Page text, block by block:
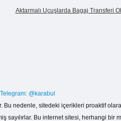
Aktarmalı Uçuşlarda Bagaj Transferi
Telegram: @karabul
Bu nedenle, sitedeki içerikleri proaktif
sayılırlar. Bu internet sitesi, herhangi bir